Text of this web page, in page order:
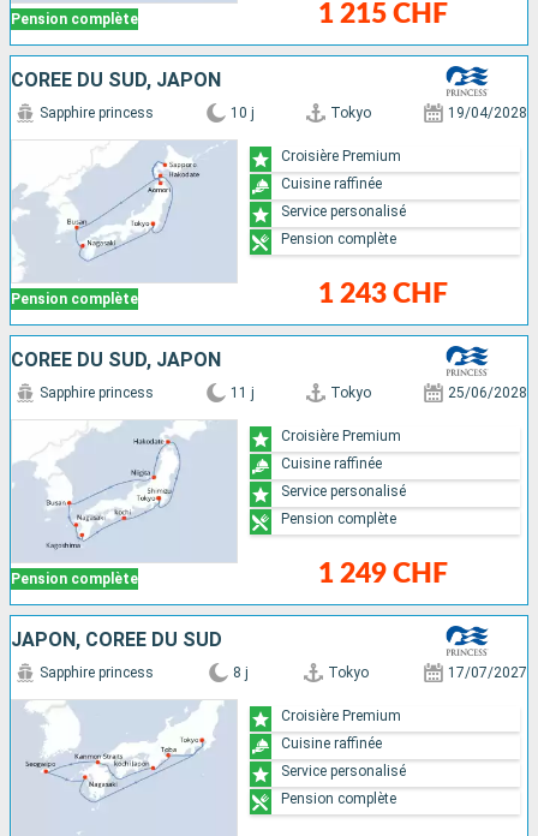
Pension complète 1 215 CHF
CORÉE DU SUD, JAPON
Pension complète
Sapphire princess 10 j Tokyo 19/04/2028
1 243 CHF
Croisière Premium
Cuisine raffinée
Service personalisé
Pension complète
CORÉE DU SUD, JAPON
Pension complète
Sapphire princess 11 j Tokyo 25/06/2028
1 249 CHF
Croisière Premium
Cuisine raffinée
Service personalisé
Pension complète
JAPON, CORÉE DU SUD
Sapphire princess 8 j Tokyo 17/07/2027
Croisière Premium
Cuisine raffinée
Service personalisé
Pension complète